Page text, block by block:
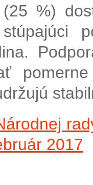
(25 %)
stúpajúci
2017